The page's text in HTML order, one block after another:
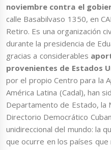
noviembre contra el
calle Basabilvaso 1350, en
Retiro. Es una organización
durante la presidencia de
gracias a considerables
provenientes de Estados
por el propio Centro para la
América Latina (Cadal), han
Departamento de Estado, la
Directorio Democrático
unidireccional del mundo: la
que ocurre en los países